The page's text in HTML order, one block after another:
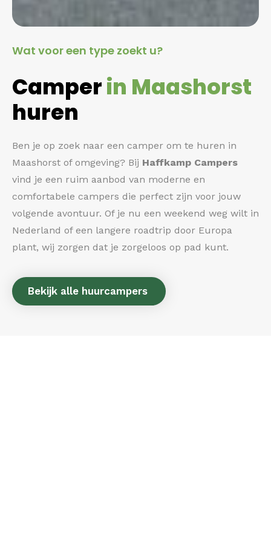
Wat voor een type zoekt u?
Camperin Maashorst
huren
Ben je op zoek naar een camper om te huren in
Maashorst of omgeving? Bij Haffkamp Campers
vind je een ruim aanbod van moderne en
comfortabele campers die perfect zijn voor jouw
volgende avontuur. Of je nu een weekend weg wilt in
Nederland of een langere roadtrip door Europa
plant, wij zorgen dat je zorgeloos op pad kunt.
Bekijk alle huurcampers